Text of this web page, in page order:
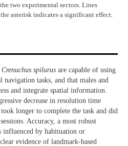
two experimental sectors. Lines
asterisk indicates a significant effect.
Crenuchus spilurus are capable of using
tasks, and that males and
and integrate spatial information.
decrease in resolution time
longer to complete the task and did
Accuracy, a most robust
influenced by habituation or
evidence of landmark-based